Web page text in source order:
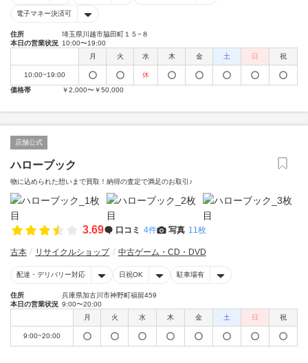
電子マネー決済可
住所
埼玉県川越市脇田町１５−８
本日の営業状況 10:00〜19:00
月
火 水 木 金 土 日 祝
10:00~19:00
休
価格帯
￥2,000〜￥50,000
店舗公式
ハローブック
物に込められた想いまで買取！納得の査定で満足のお取引♪
3.69 口コミ 4件 写真 11枚
古本 リサイクルショップ 中古ゲーム・CD・DVD
配達・デリバリー対応 日祝OK 駐車場有
住所
兵庫県加古川市神野町福留459
本日の営業状況 9:00〜20:00
月
火 水 木 金 土 日 祝
9:00~20:00